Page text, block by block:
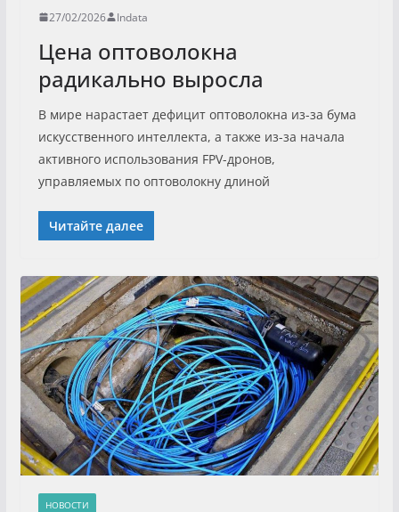
27/02/2026 Indata
Цена оптоволокна
радикально выросла
В мире нарастает дефицит оптоволокна из-за бума
искусственного интеллекта, а также из-за начала
активного использования FPV-дронов,
управляемых по оптоволокну длиной
Читайте далее
НОВОСТИ